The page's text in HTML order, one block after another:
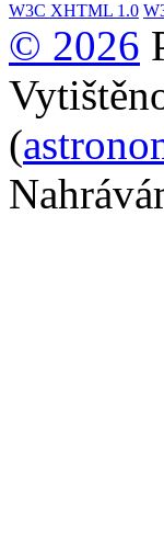
W3C XHTML 1.0
© 2026
(